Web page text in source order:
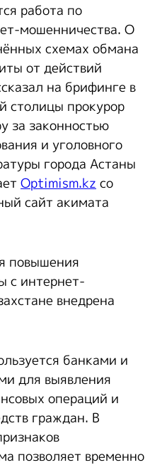
работа по
мошенничества. О
схемах обмана
от действий
на брифинге в
столицы прокурор
за законностью
и уголовного
города Астаны
Optimism.kz со
сайт акимата
повышения
с интернет-
внедрена
банками и
для выявления
операций и
граждан. В
позволяет временно